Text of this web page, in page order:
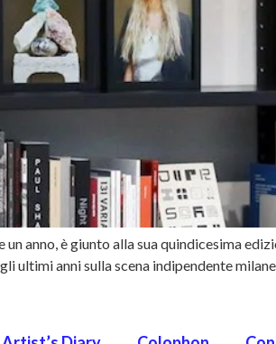
anno, è giunto alla sua quindicesima
ultimi anni sulla scena indipendente